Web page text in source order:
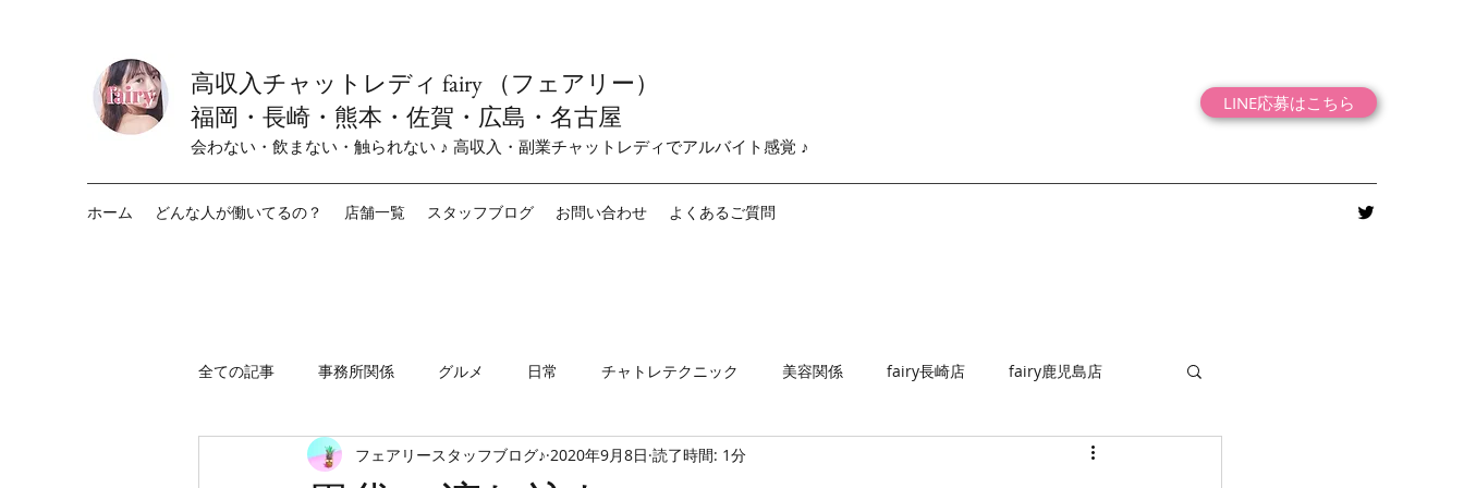
高収入チャットレディ fairy （フェアリー）
福岡・長崎・熊本・佐賀・広島・名古屋
会わない・飲まない・触られない ♪ 高収入・副業チャットレディでアルバイト感覚 ♪
LINE応募はこちら
ホーム どんな人が働いてるの？ 店舗一覧 スタッフブログ お問い合わせ よくあるご質問
全ての記事 事務所関係 グルメ 日常 チャトレテクニック 美容関係 fairy長崎店 fairy鹿児島店
fairy小倉店 fairy栄店 fairy名古屋店
フェアリースタッフブログ♪ 2020年9月8日 読了時間: 1分